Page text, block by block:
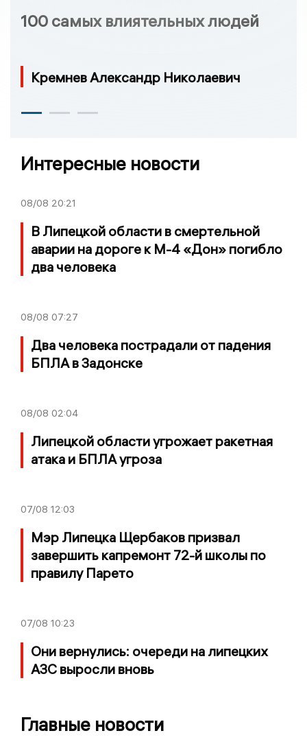
100 самых влиятельных людей
Кремнев Александр Николаевич
Интересные новости
08/08 20:21
В Липецкой области в смертельной
аварии на дороге к М-4 «Дон» погибло
два человека
08/08 07:27
Два человека пострадали от падения
БПЛА в Задонске
08/08 02:04
Липецкой области угрожает ракетная
атака и БПЛА угроза
07/08 12:03
Мэр Липецка Щербаков призвал
завершить капремонт 72-й школы по
правилу Парето
07/08 10:23
Они вернулись: очереди на липецких
АЗС выросли вновь
Главные новости